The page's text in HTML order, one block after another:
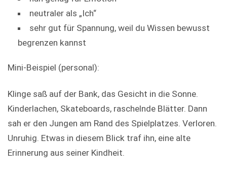
neutraler als „Ich“
sehr gut für Spannung, weil du Wissen bewusst
begrenzen kannst
Mini-Beispiel (personal):
Klinge saß auf der Bank, das Gesicht in die Sonne.
Kinderlachen, Skateboards, raschelnde Blätter. Dann
sah er den Jungen am Rand des Spielplatzes. Verloren.
Unruhig. Etwas in diesem Blick traf ihn, eine alte
Erinnerung aus seiner Kindheit.